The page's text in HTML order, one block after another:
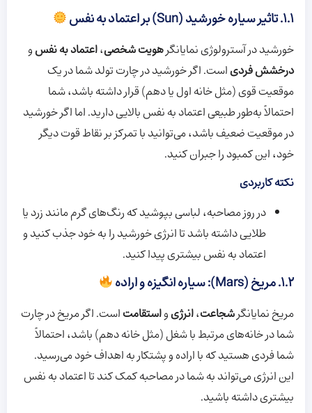
۱.۱. تاثیر سیاره خورشید (Sun) بر اعتماد به نفس
خورشید در آسترولوژی نمایانگرهویت شخصی،اعتماد به نفسو
درخشش فردیاست. اگر خورشید در چارت تولد شما در یک
موقعیت قوی (مثل خانه اول یا دهم) قرار داشته باشد، شما
احتمالاً به‌طور طبیعی اعتماد به نفس بالایی دارید. اما اگر خورشید
در موقعیت ضعیف باشد، می‌توانید با تمرکز بر نقاط قوت دیگر
خود، این کمبود را جبران کنید.
نکته کاربردی
در روز مصاحبه، لباسی بپوشید که رنگ‌های گرم مانند زرد یا
طلایی داشته باشد تا انرژی خورشید را به خود جذب کنید و
اعتماد به نفس بیشتری پیدا کنید.
۱.۲. مریخ (Mars): سیاره انگیزه و اراده
مریخ نمایانگرشجاعت،انرژیواستقامتاست. اگر مریخ در چارت
شما در خانه‌های مرتبط با شغل (مثل خانه دهم) باشد، احتمالاً
شما فردی هستید که با اراده و پشتکار به اهداف خود می‌رسید.
این انرژی می‌تواند به شما در مصاحبه کمک کند تا اعتماد به نفس
بیشتری داشته باشید.